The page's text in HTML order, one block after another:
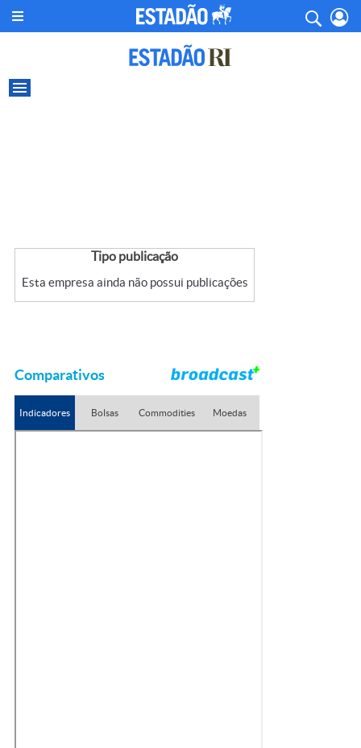
Tipo publicação
Esta empresa ainda não possui publicações
Comparativos
Indicadores Bolsas Commodities Moedas